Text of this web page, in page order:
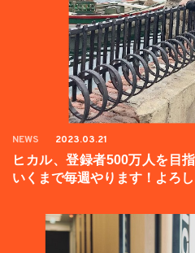
NEWS 2023.03.21
ヒカル、登録者500万人を目
いくまで毎週やります！よろ